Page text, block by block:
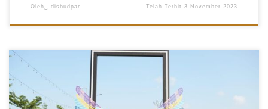
Oleh␣ disbudpar Telah Terbit3 November 2023
𝐃𝐢𝐬𝐤𝐨𝐦𝐢𝐧𝐟𝐨 𝐁𝐚𝐭𝐚𝐦 – Ketua Persatuan Sepak Takraw Indonesia
(PSTI) Kota Batam, Jefridin, M.Pd. melepas atlet sepak takraw yang
akan bertanding di Pekan Olahraga Wilayah (Porwil) XI Sumatera
2023 di taman Dang Anom (04/11/2023). Dari Kota Batam